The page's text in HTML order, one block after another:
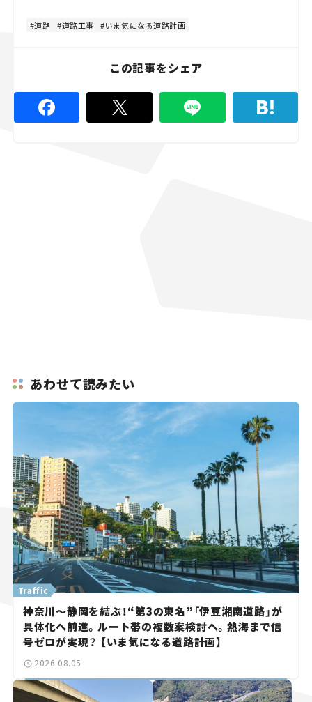
道路 道路工事 いま気になる道路計画
この記事をシェア
あわせて読みたい
Traffic
神奈川～静岡を結ぶ！“第3の東名”「伊豆湘南道路」が
具体化へ前進。ルート帯の複数案検討へ。熱海まで信
号ゼロが実現？ 【いま気になる道路計画】
2026.08.05